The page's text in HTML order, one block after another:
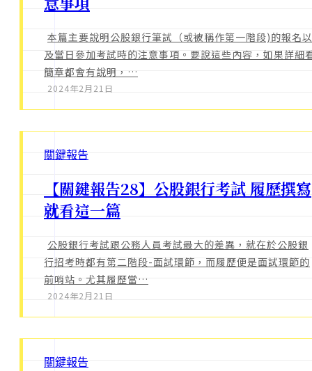
本篇主要說明公股銀行筆試（或被稱作第一階段)的報名以
及當日參加考試時的注意事項。要說這些內容，如果詳細
簡章都會有說明，…
2024年2月21日
關鍵報告
【關鍵報告28】公股銀行考試 履歷撰寫
就看這一篇
公股銀行考試跟公務人員考試最大的差異，就在於公股銀
行招考時都有第二階段-面試環節，而履歷便是面試環節的
前哨站。尤其履歷當…
2024年2月21日
關鍵報告